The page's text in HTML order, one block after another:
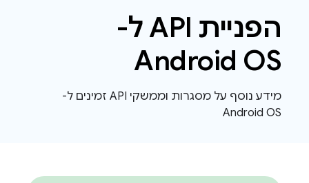
הפניית API ל-
Android OS
מידע נוסף על מסגרות וממשקי API זמינים ל-
Android OS